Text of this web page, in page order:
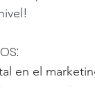
en el